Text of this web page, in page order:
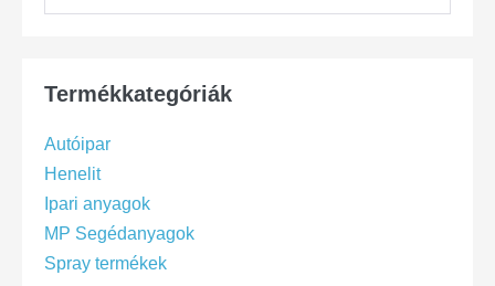
Termékkategóriák
Autóipar
Henelit
Ipari anyagok
MP Segédanyagok
Spray termékek